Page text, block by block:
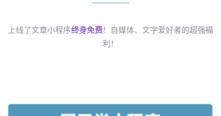
上线了文章小程序终身免费！自媒体、文字爱好者的超强福
利！